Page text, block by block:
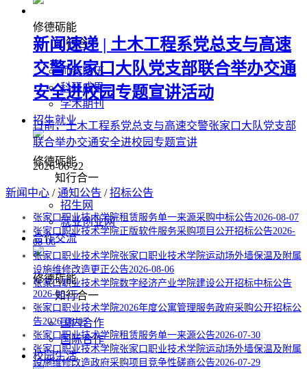
修德砺能
知行合一
师资队伍
科研成果
学术期刊
招生就业
修德砺能
知行合一
招生网
就业创业网
合作交流
修德砺能
知行合一
国内合作
国际合作
校园生活
新闻速递 | 土木工程系党总支与高速
交警张家口大队党支部联合举办交通
安全进校园专题宣讲活动
日前，土木工程系党总支与高速交警张家口大队党支部
联合举办交通安全进校园专题宣讲
2026-06-22
新闻中心 /通知公告 /招标公告
张家口职业技术学院租赁服务单一来源采购中标公告2026-08-07
张家口职业技术学院正版软件服务采购项目公开招标公告2026-
08-06
张家口职业技术学院张家口职业技术学院运动场外墙保温及附属
设施维修改造更正公告2026-08-06
张家口职业技术学院数字经济产业学院建设公开招标中标公告
2026-08-05
张家口职业技术学院2026年度公寓管理服务政府采购公开招标公
告2026-08-05
张家口职业技术学院租赁服务单一来源公告2026-07-30
张家口职业技术学院张家口职业技术学院运动场外墙保温及附属
设施维修改造政府采购项目竞争性磋商公告2026-07-29